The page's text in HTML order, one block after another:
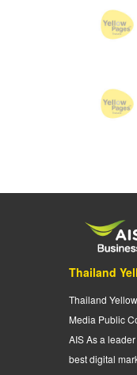
Thailand
Thailand
Media Public
AIS As a
best digital